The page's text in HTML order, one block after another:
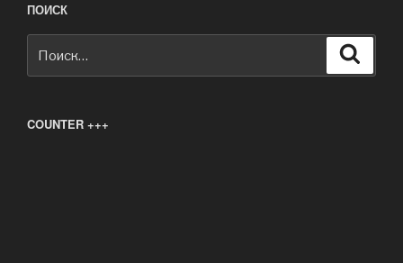
ПОИСК
COUNTER +++